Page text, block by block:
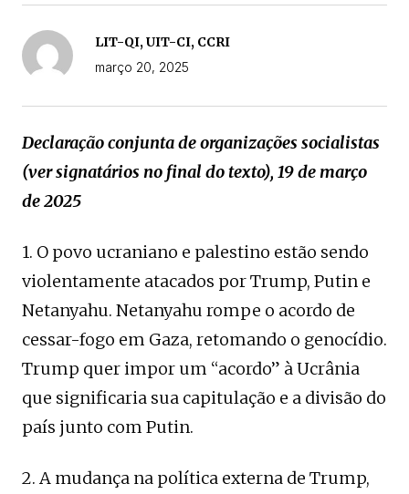
LIT-QI, UIT-CI, CCRI
março 20, 2025
Declaração conjunta de organizações socialistas
(ver signatários no final do texto), 19 de março
de 2025
1. O povo ucraniano e palestino estão sendo
violentamente atacados por Trump, Putin e
Netanyahu. Netanyahu rompe o acordo de
cessar-fogo em Gaza, retomando o genocídio.
Trump quer impor um “acordo” à Ucrânia
que significaria sua capitulação e a divisão do
país junto com Putin.
2. A mudança na política externa de Trump,